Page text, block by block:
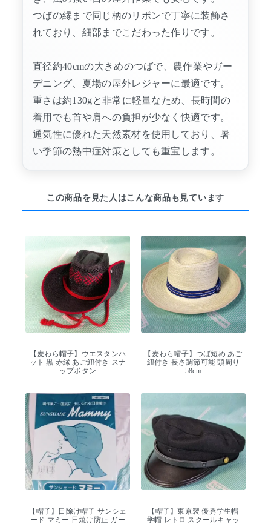
つばの縁まで同じ柄のリボンで丁寧に装飾さ
れており、細部までこだわった作りです。
直径約40cmの大きめのつばで、農作業やガー
デニング、夏場の屋外レジャーに最適です。
重さは約130gと非常に軽量なため、長時間の
着用でも首や肩への負担が少なく快適です。
通気性に優れた天然素材を使用しており、暑
い季節の熱中症対策としても重宝します。
この商品を見た人はこんな商品も見ています
【麦わら帽子】ウエスタンハ
ット 黒 赤縁 あご紐付き スナ
ップボタン
【麦わら帽子】つば短め あご
紐付き 長さ調節可能 頭周り
58cm
【帽子】日除け帽子 サンシェ
ード マミー 日焼け防止 ガー
【帽子】東京製 優秀学生帽
学帽 レトロ スクールキャッ